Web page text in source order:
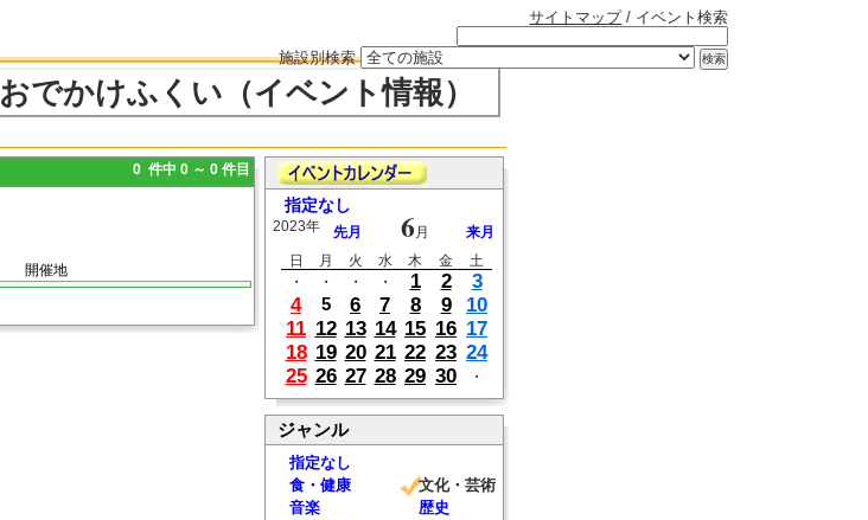
サイトマップ/ イベント検索
施設別検索
おでかけふくい（イベント情報）
0 件中 0 ～ 0 件目
開催地
指定なし
2023年 先月 6月
来月
日
月 火 水 木 金
土
・
・ ・ ・ 1 2
3
4
5 6 7 8 9
10
11 12 13 14 15 16 17
18 19 20 21 22 23 24
25 26 27 28 29 30 ・
ジャンル
指定なし
食・健康
文化・芸術
音楽
歴史